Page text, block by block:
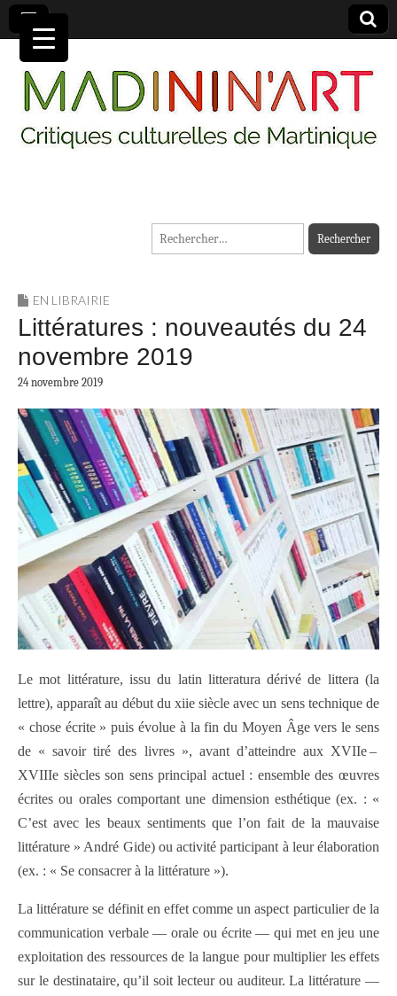
MADININ'ART
Rechercher :
EN LIBRAIRIE
Littératures : nouveautés du 24
novembre 2019
24 novembre 2019
Le mot littérature, issu du latin litteratura dérivé de littera (la
lettre), apparaît au début du xiie siècle avec un sens technique de
« chose écrite » puis évolue à la fin du Moyen Âge vers le sens
de « savoir tiré des livres », avant d’atteindre aux XVIIe –
XVIIIe siècles son sens principal actuel : ensemble des œuvres
écrites ou orales comportant une dimension esthétique (ex. : «
C’est avec les beaux sentiments que l’on fait de la mauvaise
littérature » André Gide) ou activité participant à leur élaboration
(ex. : « Se consacrer à la littérature »).
La littérature se définit en effet comme un aspect particulier de la
communication verbale — orale ou écrite — qui met en jeu une
exploitation des ressources de la langue pour multiplier les effets
sur le destinataire, qu’il soit lecteur ou auditeur. La littérature —